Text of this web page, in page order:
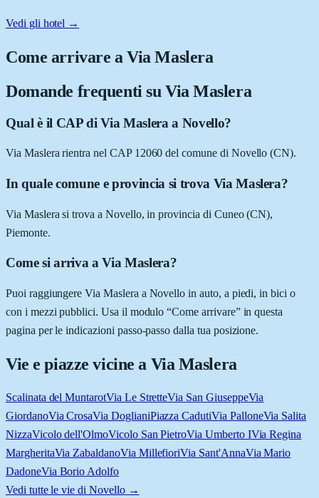
Vedi gli hotel →
Come arrivare aVia Maslera
Domande frequenti su Via Maslera
Qual è il CAP di Via Maslera a Novello?
Via Maslera rientra nel CAP 12060 del comune di Novello (CN).
In quale comune e provincia si trova Via Maslera?
Via Maslera si trova a Novello, in provincia di Cuneo (CN),
Piemonte.
Come si arriva a Via Maslera?
Puoi raggiungere Via Maslera a Novello in auto, a piedi, in bici o
con i mezzi pubblici. Usa il modulo “Come arrivare” in questa
pagina per le indicazioni passo-passo dalla tua posizione.
Vie e piazze vicine a Via Maslera
Scalinata del MuntarotVia Le StretteVia San GiuseppeVia
GiordanoVia CrosaVia DoglianiPiazza CadutiVia PalloneVia Salita
NizzaVicolo dell'OlmoVicolo San PietroVia Umberto IVia Regina
MargheritaVia ZabaldanoVia MillefioriVia Sant'AnnaVia Mario
DadoneVia Borio Adolfo
Vedi tutte le vie di Novello→